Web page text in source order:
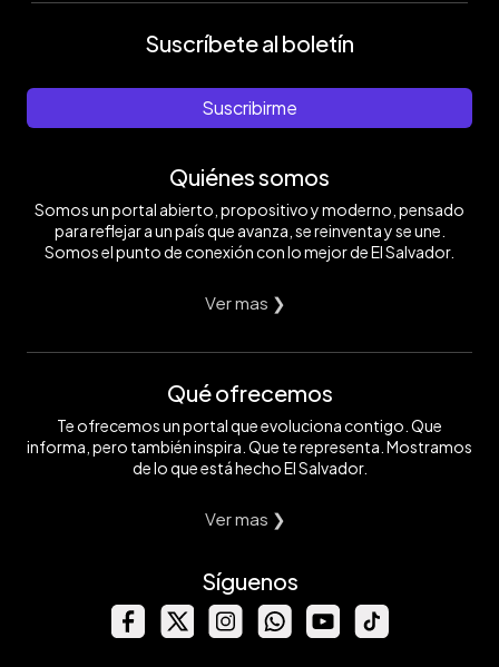
Suscríbete al boletín
Suscribirme
Quiénes somos
Somos un portal abierto, propositivo y moderno, pensado
para reflejar a un país que avanza, se reinventa y se une.
Somos el punto de conexión con lo mejor de El Salvador.
Ver mas ❯
Qué ofrecemos
Te ofrecemos un portal que evoluciona contigo. Que
informa, pero también inspira. Que te representa. Mostramos
de lo que está hecho El Salvador.
Ver mas ❯
Síguenos